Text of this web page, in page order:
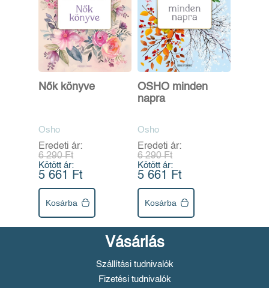
Nők könyve
Osho
Eredeti ár:
6 290 Ft
Kötött ár:
5 661 Ft
Kosárba
OSHO minden
napra
Osho
Eredeti ár:
6 290 Ft
Kötött ár:
5 661 Ft
Kosárba
Vásárlás
Szállítási tudnivalók
Fizetési tudnivalók